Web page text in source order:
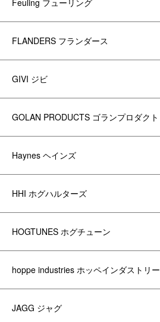
Feuling フューリング
FLANDERS フランダース
GIVI ジビ
GOLAN PRODUCTS ゴランプロダクト
Haynes ヘインズ
HHI ホグハルターズ
HOGTUNES ホグチューン
hoppe industries ホッペインダストリー
JAGG ジャグ